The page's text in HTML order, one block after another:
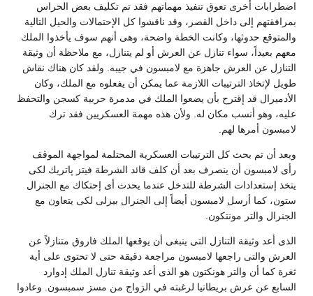
اضطرابات أخرى تعوق تنفيذ مهماتهم فقد تم تكليف بعض الحراس
بمرافقتهم إلى داخل القصر، وقد ناقشوا كل الإحتمالات والحيل التالية
والمتوقع حدوثها، وكانت الخطة واضحة، وهى أنهم سوف يأخذوا الملك
معهم بعيداً، سواء تنازل عن العرش أو لم يتنازل، مع ملاحظة أن وثيقة
التنازل عن العرش جاهزة مع لامبسون في جيبه. ولقد كان هناك نقاش
طويل لإتخاذ الترتيبات اللازمة عما يمكن أن يفعلوه مع الملك، وكان
الأدميرال قد إقترح بأن يضعوا الملك في مدمرة حربية كسجن والتحفظ
عليه، وهو أنسب مكان له. ولأن هذه مهمة العسكريين فقد ترك
لامبسون أمرها لهم.
وبعد أن تم بحث كل الترتيبات العسكرية المحتلمة لمواجهة الموقف
رأى لامبسون أن ينصرف بعد أن كلف قائد الشرطة فيتز پاتريك لكى
يتخذ إستعدادات الشرطة للتدخل عندما يحدث أى إحتكاك مع الجنرال
ستون، كما أرسل لامبسون أيضاً إلى الجنرال بيزلى لكى يتعاون مع
الجنرال والتر مونتكون.
الذى أعد وثيقة التنازل التى ينبغى أن يوقعها الملك فاروق متنازلاً عن
العرش والتى راجعها لامبسون مراجعة دقيقة حتى لا تحتوى على أية
ثغرة كما أن والتر هونكتون هو الذى أعد وثيقة تنازل الملك إدوارد
السابع عن عرش بريطانيا لرغبته في الزواج من مسز سمبسون. وعادوا